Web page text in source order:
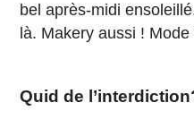
bel après-midi
là. Makery aussi ! Mode
Quid de